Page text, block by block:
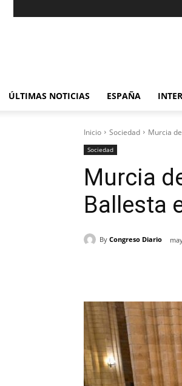
ÚLTIMAS NOTICIAS ESPAÑA
Inicio Sociedad Murcia
Sociedad
Murcia
Ballesta
By Congreso Diario